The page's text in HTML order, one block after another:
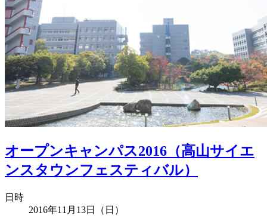
オープンキャンパス2016（高山サイエ
ンスタウンフェスティバル）
日時
2016年11月13日（日）